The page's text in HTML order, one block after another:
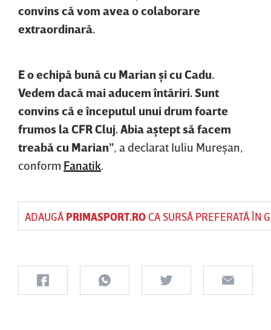
convins că vom avea o colaborare
extraordinară.
E o echipă bună cu Marian şi cu Cadu.
Vedem dacă mai aducem întăriri. Sunt
convins că e începutul unui drum foarte
frumos la CFR Cluj. Abia aştept să facem
treabă cu Marian” , a declarat Iuliu Mureşan,
conform Fanatik
ADAUGĂ PRIMASPORT.ROCA SURSĂ PREFERATĂ ÎN